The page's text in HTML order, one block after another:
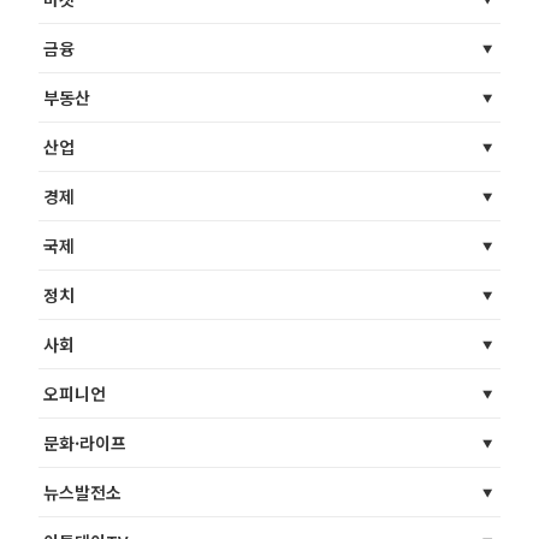
금융
부동산
산업
경제
국제
정치
사회
오피니언
문화·라이프
뉴스발전소